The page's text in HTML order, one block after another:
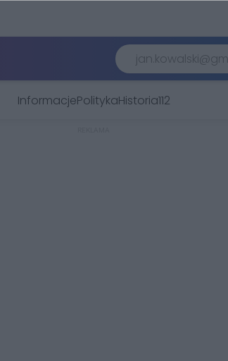
InformacjePolitykaHistoria112